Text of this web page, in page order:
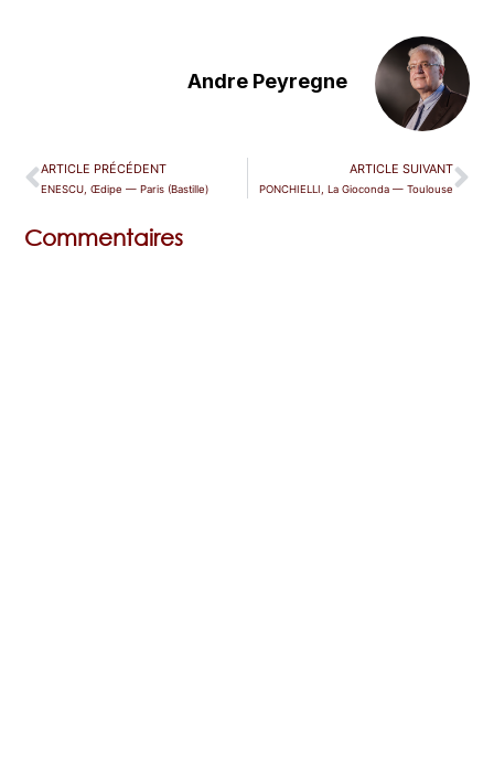
Andre Peyregne
ARTICLE PRÉCÉDENT
ENESCU, Œdipe — Paris (Bastille)
ARTICLE SUIVANT
PONCHIELLI, La Gioconda — Toulouse
Commentaires